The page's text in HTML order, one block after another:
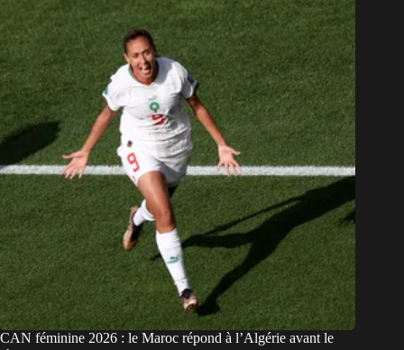
CAN féminine 2026 : le Maroc répond à l’Algérie avant le